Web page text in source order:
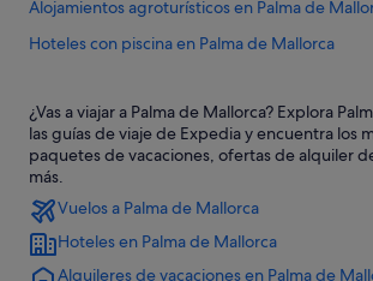
Alojamientos agroturísticos en Palma de
Hoteles con piscina en Palma de Mallorca
Vincci hoteles en Palma de Mallorca
Campings de caravanas en Palma de Mallorca
Islas Baleares hoteles
Hoteles LGTBQIA en Islas Baleares
Hilton Hotels en Palma de Mallorca
¿Vas a viajar a Palma de Mallorca? Explora
las guías de viaje de Expedia y encuentra los
paquetes de vacaciones, ofertas de alquiler
más.
Vuelos a Palma de Mallorca
Hoteles en Palma de Mallorca
Alquileres de vacaciones en Palma de